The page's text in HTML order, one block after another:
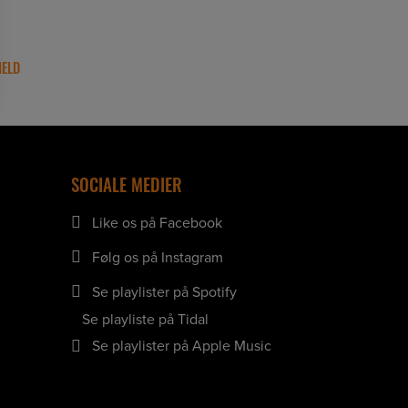
SOCIALE MEDIER
Like os på Facebook
Følg os på Instagram
Se playlister på Spotify
Se playliste på Tidal
Se playlister på Apple Music